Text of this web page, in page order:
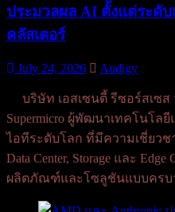
ประมวลผล AI ตั้งแต่ระดั
คลัสเตอร์
July 24, 2026 Audigy
บริษัท เอสเซนตี้ รีซอร์สเซส
Supermicro ผู้พัฒนาเทคโนโ
ไอทีระดับโลก ที่มีความเชี่ยวช
Data Center, Storage และ
ผลิตภัณฑ์และโซลูชันแบบครบ